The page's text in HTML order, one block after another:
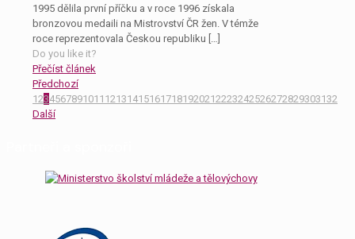
1995 dělila první příčku a v roce 1996 získala
bronzovou medaili na Mistrovství ČR žen. V témže
roce reprezentovala Českou republiku […]
Do you like it?
Přečíst článek
Předchozí
1234567891011 121314151617181920212223242526272829303132
Další